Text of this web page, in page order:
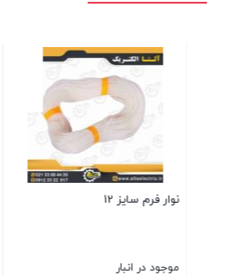
سیم ارت افشان 1 در 10 نوید
موجود در انبار